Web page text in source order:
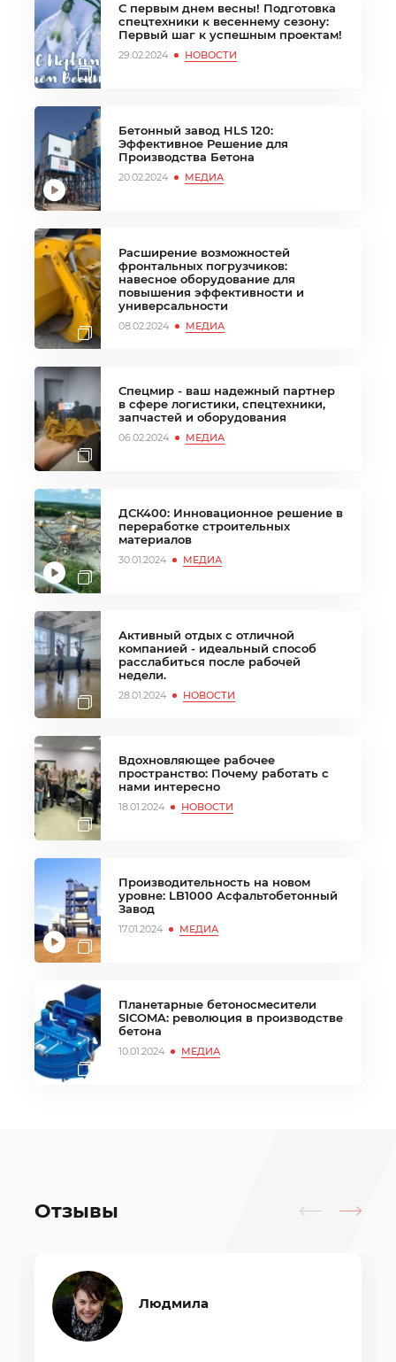
С первым днем весны! Подготовка
спецтехники к весеннему сезону:
Первый шаг к успешным проектам!
29.02.2024 НОВОСТИ
Бетонный завод HLS 120:
Эффективное Решение для
Производства Бетона
20.02.2024 МЕДИА
Расширение возможностей
фронтальных погрузчиков:
навесное оборудование для
повышения эффективности и
универсальности
08.02.2024 МЕДИА
Спецмир - ваш надежный партнер
в сфере логистики, спецтехники,
запчастей и оборудования
06.02.2024 МЕДИА
ДСК400: Инновационное решение в
переработке строительных
материалов
30.01.2024 МЕДИА
Активный отдых с отличной
компанией - идеальный способ
расслабиться после рабочей
недели.
28.01.2024 НОВОСТИ
Вдохновляющее рабочее
пространство: Почему работать с
нами интересно
18.01.2024 НОВОСТИ
Производительность на новом
уровне: LB1000 Асфальтобетонный
Завод
17.01.2024 МЕДИА
Планетарные бетоносмесители
SICOMA: революция в производстве
бетона
10.01.2024 МЕДИА
Отзывы
Людмила